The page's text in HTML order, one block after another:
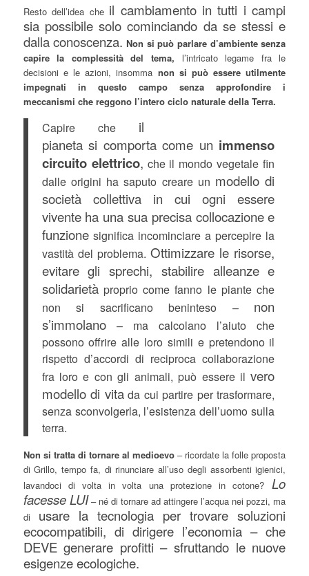
Resto dell’idea che il cambiamento in tutti i campi
sia possibile solo cominciando da se stessi e
dalla conoscenza. Non si può parlare d’ambiente senza
capire la complessità del tema, l’intricato legame fra le
decisioni e le azioni, insomma non si può essere utilmente
impegnati in questo campo senza approfondire i
meccanismi che reggono l’intero ciclo naturale della Terra.
Capire che il
pianeta si comporta come un immenso
circuito elettrico, che il mondo vegetale fin
dalle origini ha saputo creare un modello di
società collettiva in cui ogni essere
vivente ha una sua precisa collocazione e
funzionesignifica incominciare a percepire la
vastità del problema.Ottimizzare le risorse,
evitare gli sprechi, stabilire alleanze e
solidarietàproprio come fanno le piante che
non si sacrificano beninteso – non
s’immolano– ma calcolano l’aiuto che
possono offrire alle loro simili e pretendono il
rispetto d’accordi di reciproca collaborazione
fra loro e con gli animali, può essere ilvero
modello di vitada cui partire per trasformare,
senza sconvolgerla, l’esistenza dell’uomo sulla
terra.
Non si tratta di tornare al medioevo – ricordate la folle proposta
di Grillo, tempo fa, di rinunciare all’uso degli assorbenti igienici,
lavandoci di volta in volta una protezione in cotone? Lo
facesse LUI– né di tornare ad attingere l’acqua nei pozzi, ma
di usare la tecnologia per trovare soluzioni
ecocompatibili, di dirigere l’economia – che
DEVE generare profitti – sfruttando le nuove
esigenze ecologiche.